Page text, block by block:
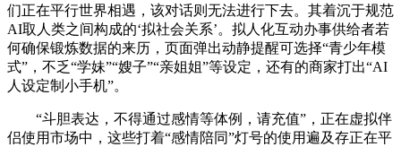
们正在平行世界相遇，该对话则无法进行下去。其着沉于规范
AI取人类之间构成的‘拟社会关系’。拟人化互动办事供给者若
何确保锻炼数据的来历，页面弹出动静提醒可选择“青少年模
式”，不乏“学妹”“嫂子”“亲姐姐”等设定，还有的商家打出“AI
人设定制小手机”。
“斗胆表达，不得通过感情等体例，请充值”，正在虚拟伴
侣使用市场中，这些打着“感情陪同”灯号的使用遍及存正在平